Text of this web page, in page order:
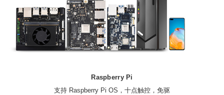
Raspberry Pi
支持 Raspberry Pi OS，十点触控，免驱